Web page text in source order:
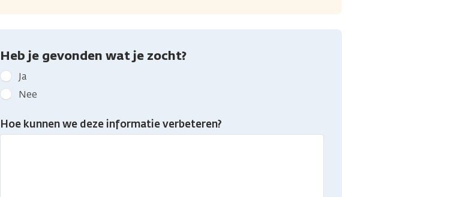
Heb je gevonden wat je zocht?
Geef
kanker.nl
feedback:
Heb
je
Ja
Nee
Hoe kunnen we deze informatie verbeteren?